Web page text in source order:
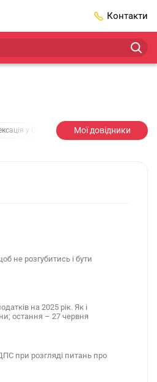
Контакти
у СЕРПНІ 2️⃣0️⃣2️⃣7️⃣ Усі
Мої довідники
не розгубитись і бути
на 2025 рік. Як і
остання – 27 червня
при розгляді питань про